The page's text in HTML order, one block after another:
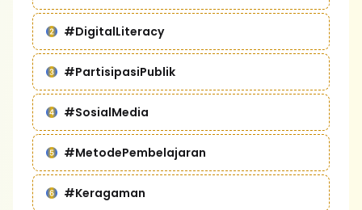
#DigitalLiteracy
#PartisipasiPublik
#SosialMedia
#MetodePembelajaran
#Keragaman